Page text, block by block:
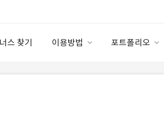
스 찾기 이용방법 포트폴리오